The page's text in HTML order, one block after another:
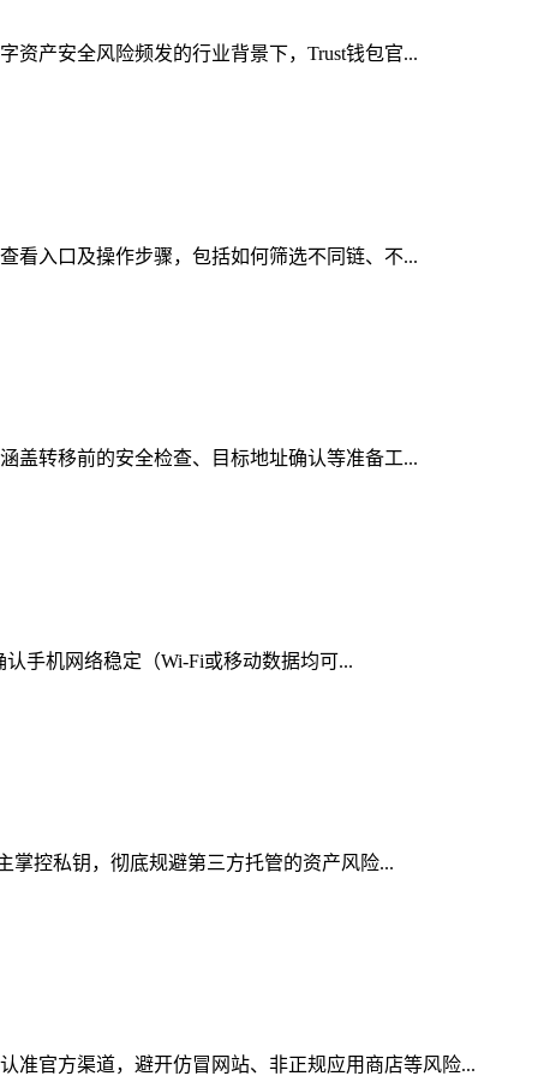
资产安全风险频发的行业背景下，Trust钱包官...
看入口及操作步骤，包括如何筛选不同链、不...
盖转移前的安全检查、目标地址确认等准备工...
手机网络稳定（Wi-Fi或移动数据均可...
掌控私钥，彻底规避第三方托管的资产风险...
准官方渠道，避开仿冒网站、非正规应用商店等风险...